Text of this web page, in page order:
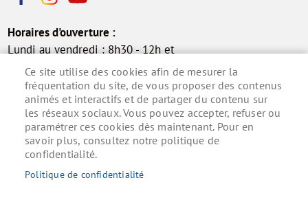
Horaires d'ouverture :
Lundi au vendredi : 8h30 - 12h et
13h30 - 17h30
Samedi : 9h - 12h (permanence
état civil)
Inscrivez-vous à la lettre d'information municipale
pour ne rien manquer de l'actualité.
Ce site utilise des cookies afin de mesurer la
fréquentation du site, de vous proposer des contenus
animés et interactifs et de partager du contenu sur
les réseaux sociaux. Vous pouvez accepter, refuser ou
paramétrer ces cookies dès maintenant. Pour en
savoir plus, consultez notre politique de
confidentialité.
Politique de confidentialité